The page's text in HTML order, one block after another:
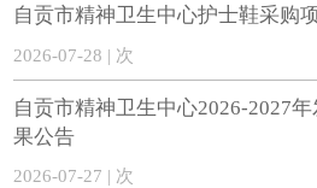
自贡市精神卫生中心护士鞋采购
2026-07-28 | 次
自贡市精神卫生中心2026-2027
果公告
2026-07-27 | 次